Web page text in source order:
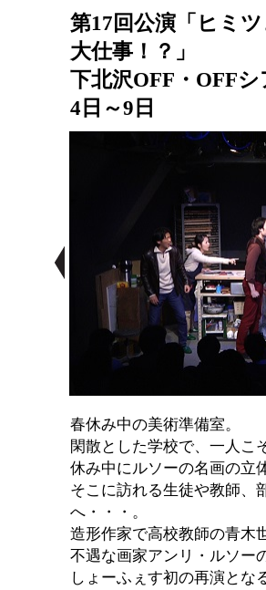
第17回公演「ヒミ
大仕事！？」
下北沢OFF・OFF
4日～9日
春休み中の美術準備室。
閑散とした学校で、一人こ
休み中にルソーの名画の立
そこに訪れる生徒や教師、
へ・・・。
造形作家で高校教師の青木
不遇な画家アンリ・ルソー
しょーふぇす初の再演とな